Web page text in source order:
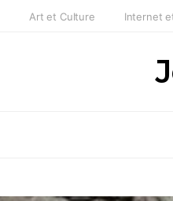
Art et Culture Internet